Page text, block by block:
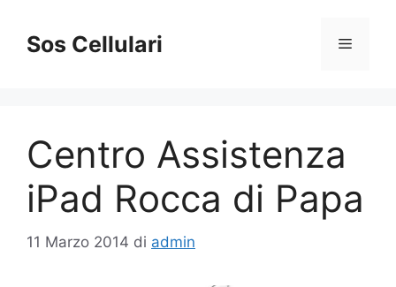
contenuto
Sos Cellulari Menu
Centro Assistenza
iPad Rocca di Papa
11 Marzo 2014 di admin